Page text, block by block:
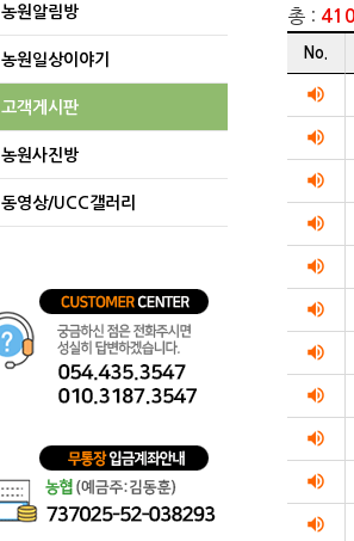
농원알림방
농원일상이야기
고객게시판
농원사진방
동영상/UCC갤러리
총 :
게시글
순번
제목
작성자
작성일
조회수를
리스트화
테이블입
No.
volume_up
volume_up
volume_up
volume_up
volume_up
volume_up
volume_up
volume_up
volume_up
volume_up
volume_up